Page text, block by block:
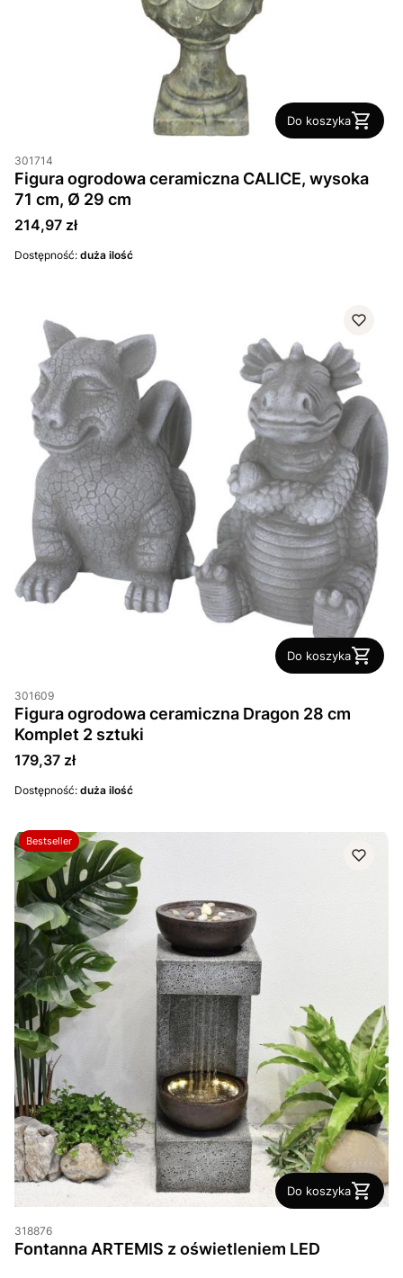
Do koszyka
301714
Figura ogrodowa ceramiczna CALICE, wysoka
71 cm, Ø 29 cm
Cena
214,97 zł
Dostępność: duża ilość
Do koszyka
301609
Figura ogrodowa ceramiczna Dragon 28 cm
Komplet 2 sztuki
Cena
179,37 zł
Dostępność: duża ilość
Bestseller
Do koszyka
318876
Fontanna ARTEMIS z oświetleniem LED